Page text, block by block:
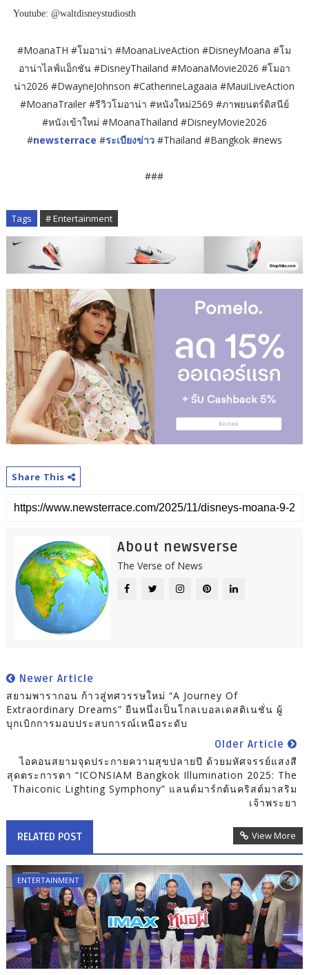
Youtube: @waltdisneystudiosth
#MoanaTH #โมอาน่า #MoanaLiveAction #DisneyMoana #โม
อาน่าไลฟ์แอ็กชัน #DisneyThailand #MoanaMovie2026 #โมอา
น่า2026 #DwayneJohnson #CatherineLagaaia #MauiLiveAction
#MoanaTrailer #รีวิวโมอาน่า #หนังใหม่2569 #ภาพยนตร์ดิสนีย์
#หนังเข้าใหม่ #MoanaThailand #DisneyMovie2026
#newsterrace #ระเบียงข่าว#Thailand #Bangkok #news
###
Tags # Entertainment
Share This
About newsverse
The Verse of News
Newer Article
สยามพารากอน ก้าวสู่ทศวรรษใหม่ “A Journey Of
Extraordinary Dreams” ยืนหนึ่งเป็นโกลเบอลเดสติเนชั่น ผู้
บุกเบิกการมอบประสบการณ์เหนือระดับ
Older Article
ไอคอนสยามจุดประกายความสุขปลายปี ด้วยมหัศจรรย์แสงสี
สุดตระการตา “ICONSIAM Bangkok Illumination 2025: The
Thaiconic Lighting Symphony” แลนด์มาร์กต้นคริสต์มาสริม
เจ้าพระยา
RELATED POST View More
ENTERTAINMENT